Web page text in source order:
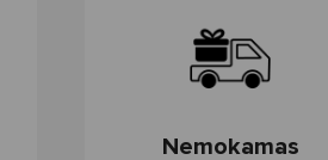
Nemokamas